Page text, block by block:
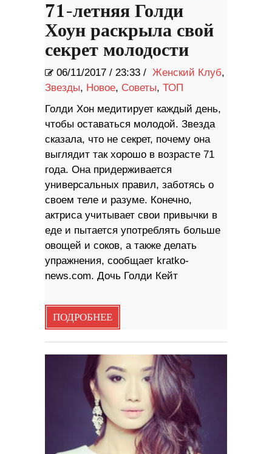
71-летняя Голди
Хоун раскрыла свой
секрет молодости
06/11/2017 / 23:33 / Женский Клуб,
Звезды, Новое, Советы, ТОП
Голди Хон медитирует каждый день,
чтобы оставаться молодой. Звезда
сказала, что не секрет, почему она
выглядит так хорошо в возрасте 71
года. Она придерживается
универсальных правил, заботясь о
своем теле и разуме. Конечно,
актриса учитывает свои привычки в
еде и пытается употреблять больше
овощей и соков, а также делать
упражнения, сообщает kratko-
news.com. Дочь Голди Кейт
ПОДРОБНЕЕ